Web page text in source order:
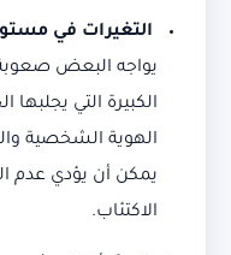
التغيرات في
يواجه البعض
الكبيرة التي
الهوية الشخصية
يمكن أن يؤدي عدم
الاكتئاب.